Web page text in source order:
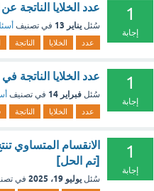
1
إجابة
عدد الخلايا الناتجة
سُئل يناير 13 في تصنيف
عدد الخلايا الناتجة
1
إجابة
عدد الخلايا الناتجة
سُئل فبراير 14 في تصنيف
عدد الخلايا الناتجة
1
إجابة
الانقسام المتساوي
[تم الحل]
سُئل يوليو 19، 2025 في